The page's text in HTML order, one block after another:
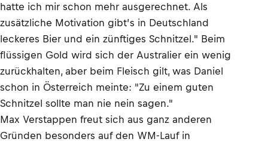
hatte ich mir schon mehr ausgerechnet. Als
zusätzliche Motivation gibt’s in Deutschland
leckeres Bier und ein zünftiges Schnitzel." Beim
flüssigen Gold wird sich der Australier ein wenig
zurückhalten, aber beim Fleisch gilt, was Daniel
schon in Österreich meinte: "Zu einem guten
Schnitzel sollte man nie nein sagen."
Max Verstappen freut sich aus ganz anderen
Gründen besonders auf den WM-Lauf in